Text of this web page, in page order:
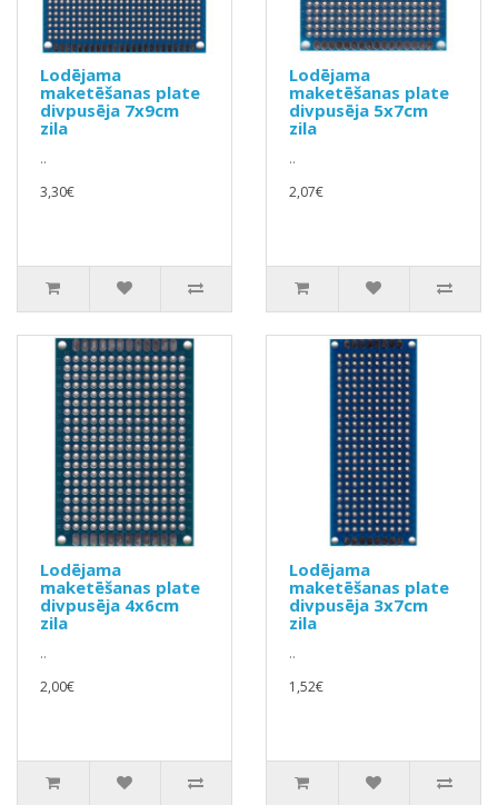
Lodējama
maketēšanas plate
divpusēja 7x9cm
zila
..
3,30€
Lodējama
maketēšanas plate
divpusēja 5x7cm
zila
..
2,07€
Lodējama
maketēšanas plate
divpusēja 4x6cm
zila
..
2,00€
Lodējama
maketēšanas plate
divpusēja 3x7cm
zila
..
1,52€